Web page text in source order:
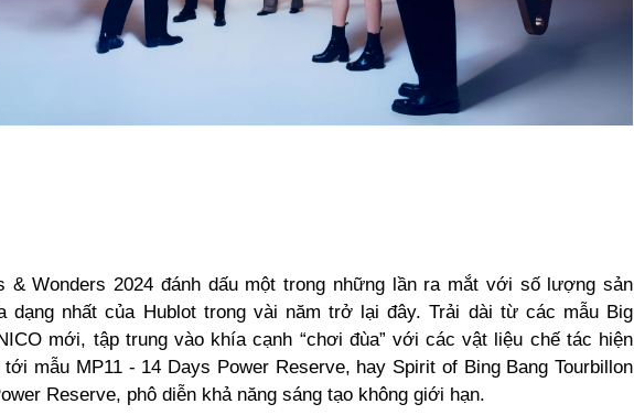
& Wonders 2024 đánh dấu một trong những lần ra mắt với số lượng sản
dạng nhất của Hublot trong vài năm trở lại đây. Trải dài từ các mẫu Big
mới, tập trung vào khía cạnh “chơi đùa” với các vật liệu chế tác hiện
tới mẫu MP11 - 14 Days Power Reserve, hay Spirit of Bing Bang Tourbillon
Reserve, phô diễn khả năng sáng tạo không giới hạn.